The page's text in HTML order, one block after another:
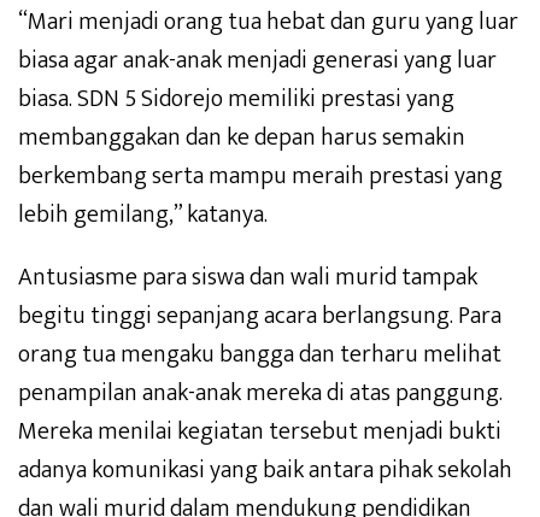
“Mari menjadi orang tua hebat dan guru yang luar
biasa agar anak-anak menjadi generasi yang luar
biasa. SDN 5 Sidorejo memiliki prestasi yang
membanggakan dan ke depan harus semakin
berkembang serta mampu meraih prestasi yang
lebih gemilang,” katanya.
Antusiasme para siswa dan wali murid tampak
begitu tinggi sepanjang acara berlangsung. Para
orang tua mengaku bangga dan terharu melihat
penampilan anak-anak mereka di atas panggung.
Mereka menilai kegiatan tersebut menjadi bukti
adanya komunikasi yang baik antara pihak sekolah
dan wali murid dalam mendukung pendidikan